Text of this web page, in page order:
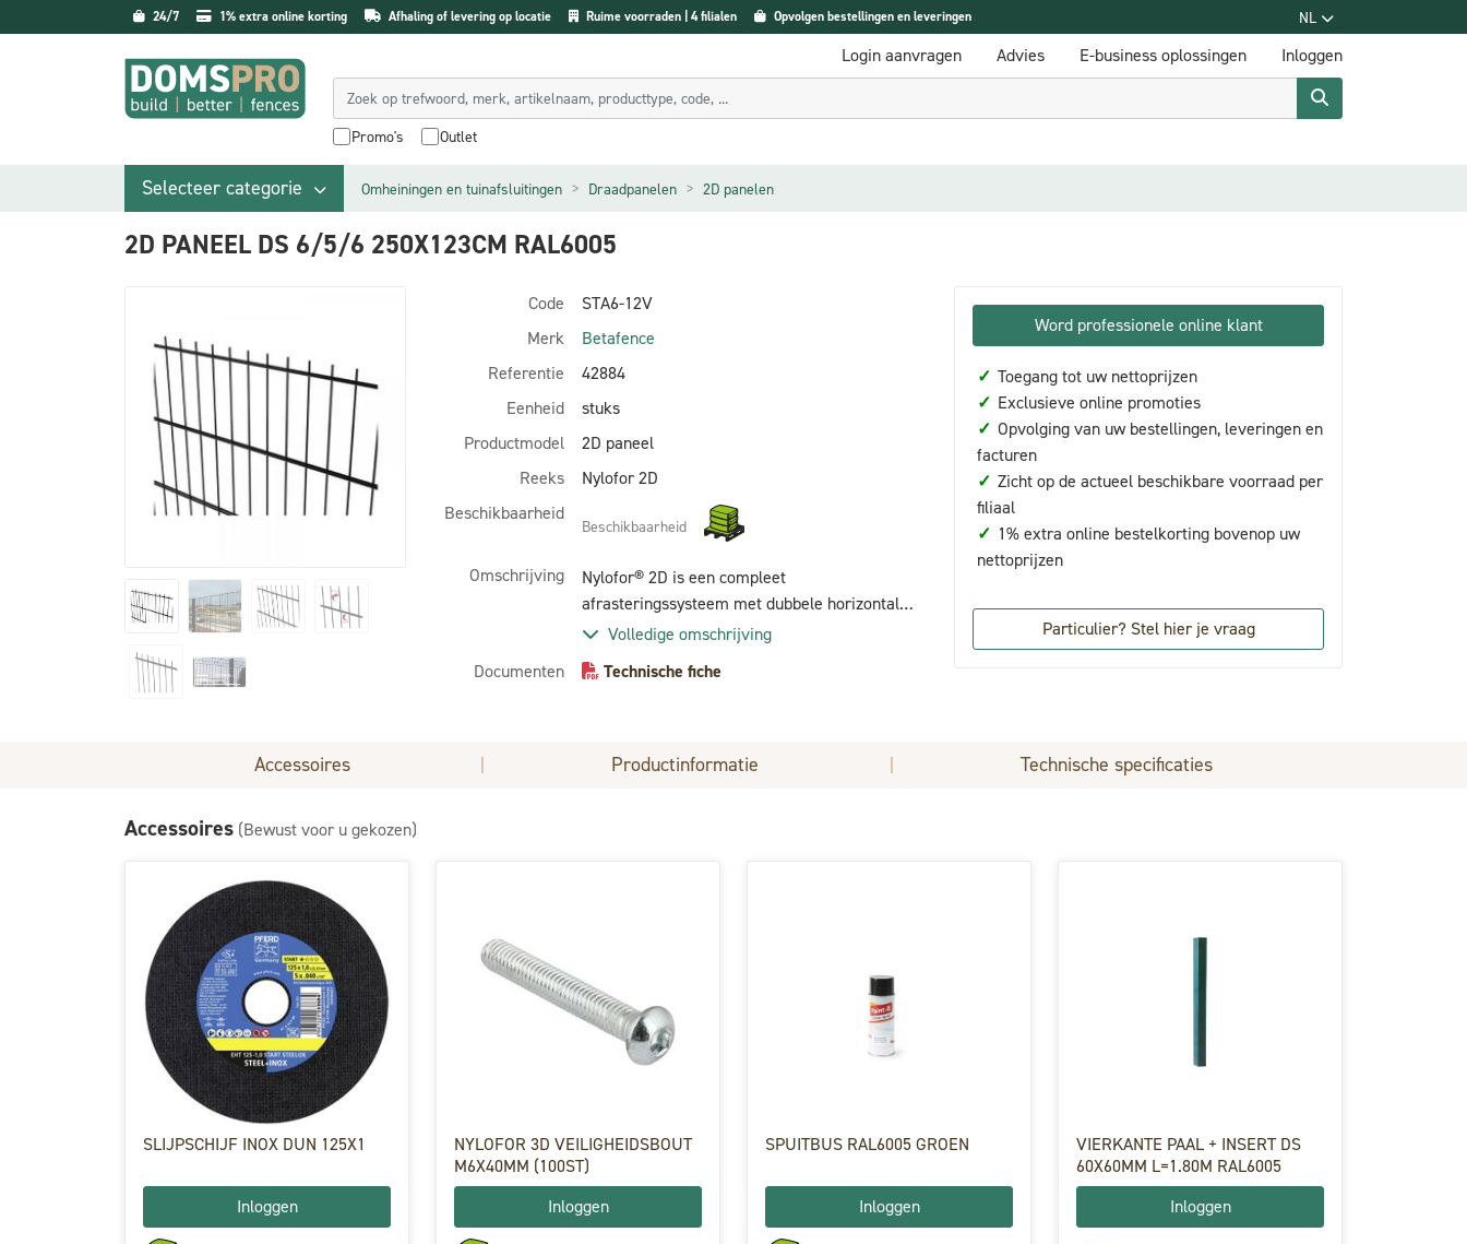
24/7 1% extra online korting Afhaling of levering op locatie Ruime voorraden | 4 filialen Opvolgen bestellingen en leveringen NL
Login aanvragen Advies E-business oplossingen Inloggen
Promo's Outlet
Selecteer categorie Omheiningen en tuinafsluitingen Draadpanelen 2D panelen
2D PANEEL DS 6/5/6 250X123CM RAL6005
Code
STA6-12V
Merk
Betafence
Referentie
42884
Eenheid
stuks
Productmodel
2D paneel
Reeks
Nylofor 2D
Beschikbaarheid
Beschikbaarheid
Omschrijving
Nylofor® 2D is een compleet
afrasteringssysteem met dubbele horizontale
draden, die zowel stevigheid als veiligheid
Volledige omschrijving
Documenten
Technische fiche
Word professionele online klant
✓ Toegang tot uw nettoprijzen
✓ Exclusieve online promoties
✓ Opvolging van uw bestellingen, leveringen en
facturen
✓ Zicht op de actueel beschikbare voorraad per
filiaal
✓ 1% extra online bestelkorting bovenop uw
nettoprijzen
Particulier? Stel hier je vraag
Accessoires | Productinformatie | Technische specificaties
Accessoires (Bewust voor u gekozen)
SLIJPSCHIJF INOX DUN 125X1
Inloggen
NYLOFOR 3D VEILIGHEIDSBOUT
M6X40MM (100ST)
Inloggen
SPUITBUS RAL6005 GROEN
Inloggen
VIERKANTE PAAL + INSERT DS
60X60MM L=1.80M RAL6005
Inloggen